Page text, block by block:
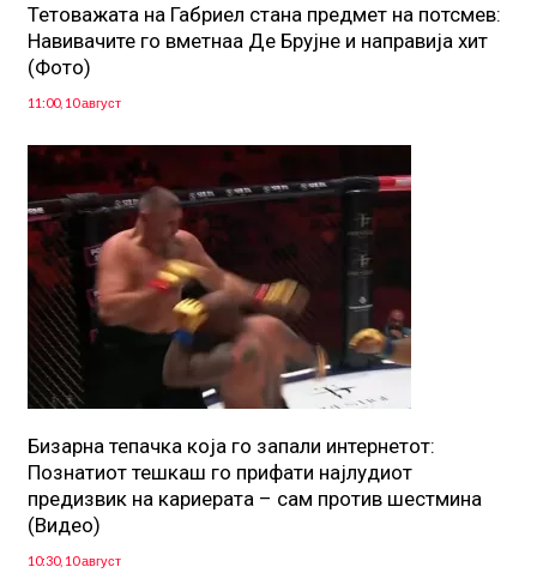
Тетоважата на Габриел стана предмет на потсмев:
Навивачите го вметнаа Де Брујне и направија хит
(Фото)
11:00, 10 август
Бизарна тепачка која го запали интернетот:
Познатиот тешкаш го прифати најлудиот
предизвик на кариерата – сам против шестмина
(Видео)
10:30, 10 август